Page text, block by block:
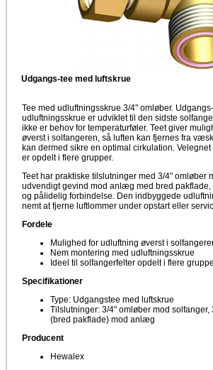
Udgangs-tee med luftskrue
Tee med udluftningsskrue 3/4" omløber.
udluftningsskrue er udviklet til den sidste
ikke er behov for temperaturføler. Teet giver
øverst i solfangeren, så luften kan fjernes fra
kan dermed sikre en optimal cirkulation.
er opdelt i flere grupper.
Teet har praktiske tilslutninger med 3/4" omløber
udvendigt gevind mod anlæg med bred
og pålidelig forbindelse. Den indbyggede
nemt at fjerne luftlommer under opstart eller
Fordele
Mulighed for udluftning øverst i
Nem montering med udluftningsskrue
Ideel til solfangerfelter opdelt i flere
Specifikationer
Type: Udgangstee med luftskrue
Tilslutninger: 3/4" omløber mod solfanger,
(bred pakflade) mod anlæg
Producent
Hewalex